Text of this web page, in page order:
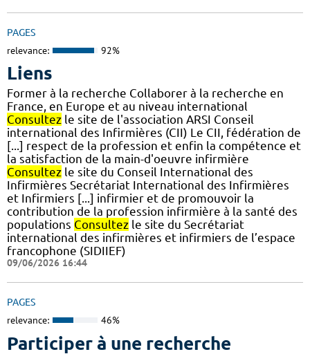
PAGES
relevance: 92%
Liens
Former à la recherche Collaborer à la recherche en
France, en Europe et au niveau international
Consultez le site de l'association ARSI Conseil
international des Infirmières (CII) Le CII, fédération de
[...] respect de la profession et enfin la compétence et
la satisfaction de la main-d'oeuvre infirmière
Consultez le site du Conseil International des
Infirmières Secrétariat International des Infirmières
et Infirmiers [...] infirmier et de promouvoir la
contribution de la profession infirmière à la santé des
populations Consultez le site du Secrétariat
international des infirmières et infirmiers de l’espace
francophone (SIDIIEF)
09/06/2026 16:44
PAGES
relevance: 46%
Participer à une recherche